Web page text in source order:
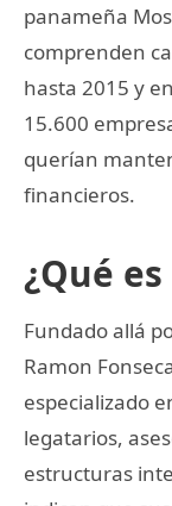
panameña
comprenden
hasta 2015 y
15.600
querían
financieros.
¿Qué
Fundado allá
Ramon
especializado
legatarios,
estructuras